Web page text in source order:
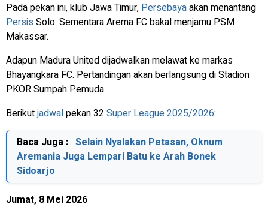
Pada pekan ini, klub Jawa Timur, Persebayaakan menantang
Persis Solo. Sementara Arema FC bakal menjamu PSM
Makassar.
Adapun Madura United dijadwalkan melawat ke markas
Bhayangkara FC. Pertandingan akan berlangsung di Stadion
PKOR Sumpah Pemuda.
Berikutjadwalpekan 32 Super League 2025/2026:
Baca Juga : Selain Nyalakan Petasan, Oknum
Aremania Juga Lempari Batu ke Arah Bonek
Sidoarjo
Jumat, 8 Mei 2026